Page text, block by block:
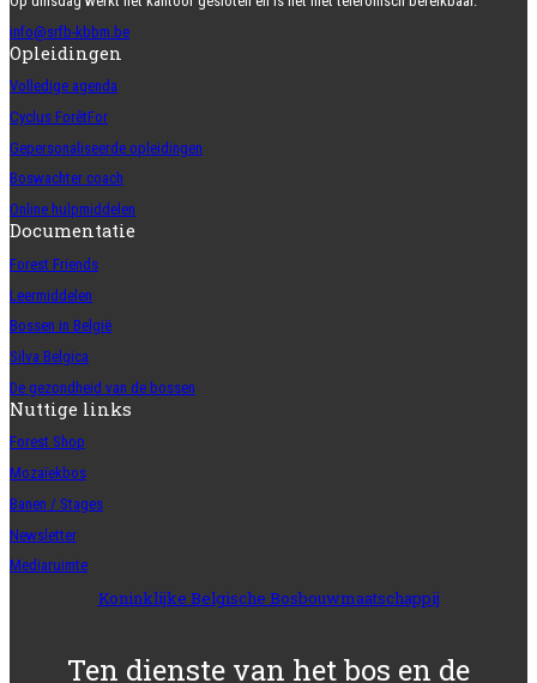
info@srfb-kbbm.be
Opleidingen
Volledige agenda
Cyclus ForêtFor
Gepersonaliseerde opleidingen
Boswachter coach
Online hulpmiddelen
Documentatie
Forest Friends
Leermiddelen
Bossen in België
Silva Belgica
De gezondheid van de bossen
Nuttige links
Forest Shop
Mozaïekbos
Banen / Stages
Newsletter
Mediaruimte
Koninklijke Belgische Bosbouwmaatschappij
Ten dienste van het bos en de